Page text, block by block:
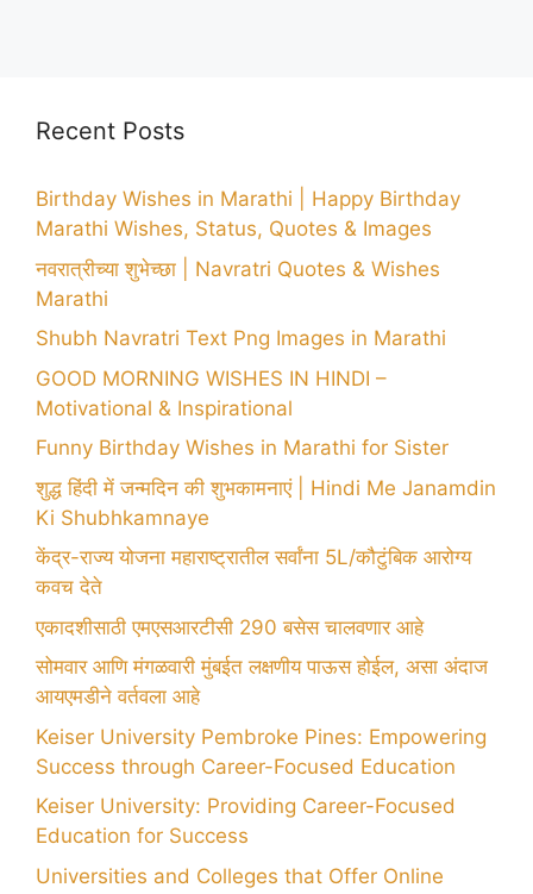
Recent Posts
Birthday Wishes in Marathi | Happy Birthday
Marathi Wishes, Status, Quotes & Images
नवरात्रीच्या शुभेच्छा | Navratri Quotes & Wishes
Marathi
Shubh Navratri Text Png Images in Marathi
GOOD MORNING WISHES IN HINDI –
Motivational & Inspirational
Funny Birthday Wishes in Marathi for Sister
शुद्ध हिंदी में जन्मदिन की शुभकामनाएं | Hindi Me Janamdin
Ki Shubhkamnaye
केंद्र-राज्य योजना महाराष्ट्रातील सर्वांना 5L/कौटुंबिक आरोग्य
कवच देते
एकादशीसाठी एमएसआरटीसी 290 बसेस चालवणार आहे
सोमवार आणि मंगळवारी मुंबईत लक्षणीय पाऊस होईल, असा अंदाज
आयएमडीने वर्तवला आहे
Keiser University Pembroke Pines: Empowering
Success through Career-Focused Education
Keiser University: Providing Career-Focused
Education for Success
Universities and Colleges that Offer Online